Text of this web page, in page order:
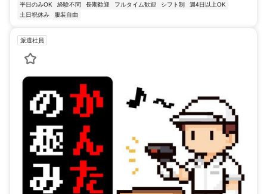
平日のみOK
経験不問 長期歓迎 フルタイム歓迎 シフト制
週4日以上OK
土日祝休み
服装自由
派遣社員